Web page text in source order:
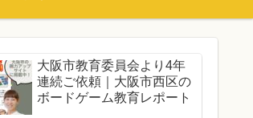
大阪市教育委員会より4年
連続ご依頼｜大阪市西区の
ボードゲーム教育レポート